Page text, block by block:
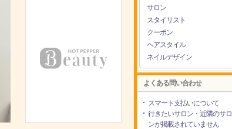
サロン
スタイリスト
クーポン
ヘアスタイル
ネイルデザイン
よくある問い合わせ
スマート支払いについて
行きたいサロン・近隣のサロ
ンが掲載されていません